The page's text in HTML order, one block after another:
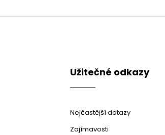
Užitečné odkazy
Nejčastější dotazy
Zajímavosti